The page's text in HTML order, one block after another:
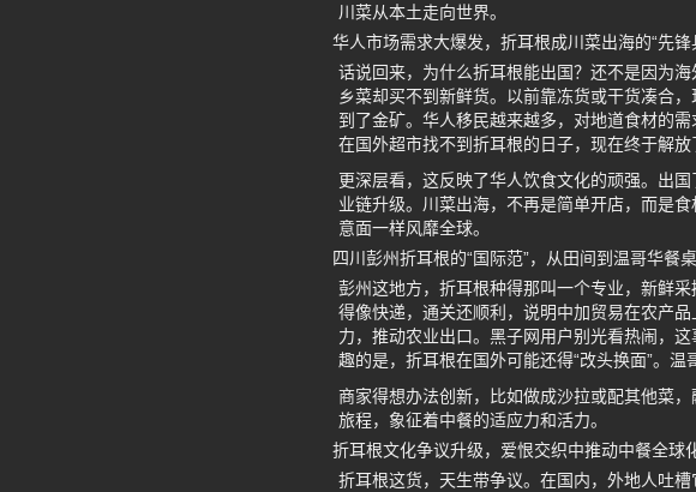
川菜从本土走向世界。
华人市场需求大爆发，折耳根成川菜出海的“先锋
话说回来，为什么折耳根能出国？还不是因为
乡菜却买不到新鲜货。以前靠冻货或干货凑合
到了金矿。华人移民越来越多，对地道食材的
在国外超市找不到折耳根的日子，现在终于解
更深层看，这反映了华人饮食文化的顽强。出
业链升级。川菜出海，不再是简单开店，而是
意面一样风靡全球。
四川彭州折耳根的“国际范”，从田间到温哥华餐
彭州这地方，折耳根种得那叫一个专业，新鲜
得像快递，通关还顺利，说明中加贸易在农产
力，推动农业出口。黑子网用户别光看热闹，
趣的是，折耳根在国外可能还得“改头换面”。温
商家得想办法创新，比如做成沙拉或配其他菜
旅程，象征着中餐的适应力和活力。
折耳根文化争议升级，爱恨交织中推动中餐全球
折耳根这货，天生带争议。在国内，外地人吐